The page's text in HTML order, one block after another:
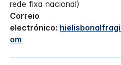
rede fixa nacional)
Correio
electrónico:
om